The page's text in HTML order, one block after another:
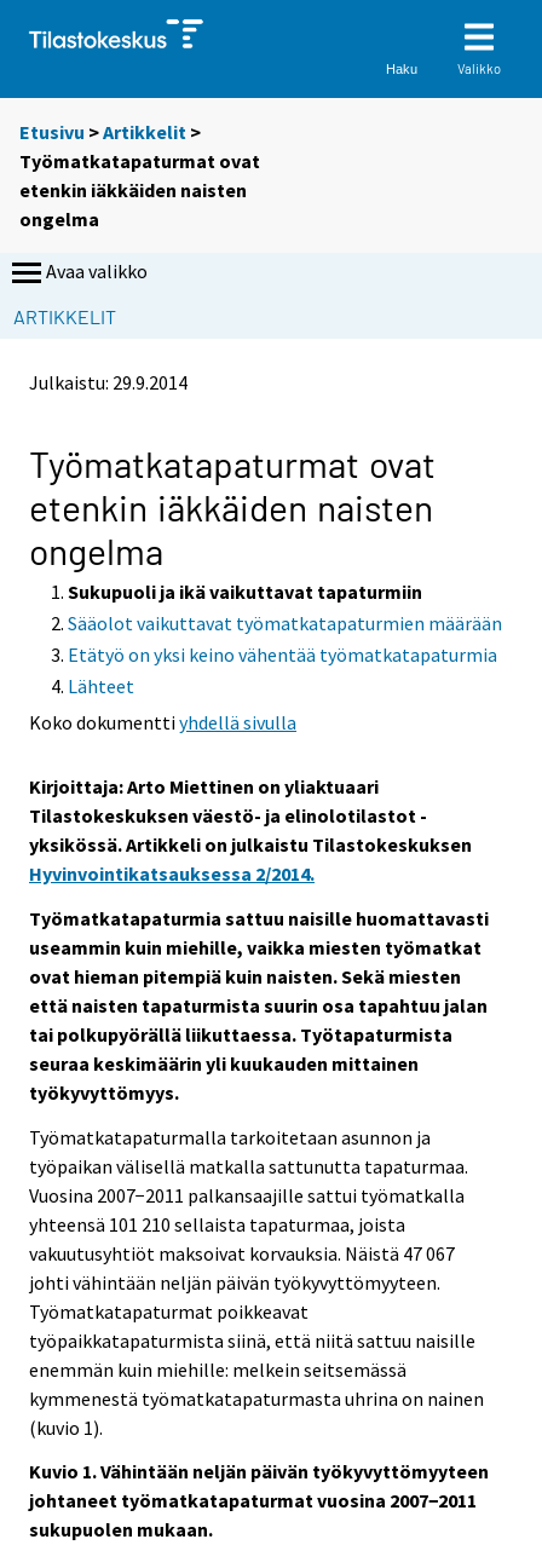
Haku Valikko
Etusivu >Artikkelit >
Työmatkatapaturmat ovat
etenkin iäkkäiden naisten
ongelma
Avaa valikko
ARTIKKELIT
Julkaistu: 29.9.2014
Työmatkatapaturmat ovat
etenkin iäkkäiden naisten
ongelma
Sukupuoli ja ikä vaikuttavat tapaturmiin
Sääolot vaikuttavat työmatkatapaturmien määrään
Etätyö on yksi keino vähentää työmatkatapaturmia
Lähteet
Koko dokumenttiyhdellä sivulla
Kirjoittaja: Arto Miettinen on yliaktuaari
Tilastokeskuksen väestö- ja elinolotilastot -
yksikössä. Artikkeli on julkaistu Tilastokeskuksen
Hyvinvointikatsauksessa 2/2014.
Työmatkatapaturmia sattuu naisille huomattavasti
useammin kuin miehille, vaikka miesten työmatkat
ovat hieman pitempiä kuin naisten. Sekä miesten
että naisten tapaturmista suurin osa tapahtuu jalan
tai polkupyörällä liikuttaessa. Työtapaturmista
seuraa keskimäärin yli kuukauden mittainen
työkyvyttömyys.
Työmatkatapaturmalla tarkoitetaan asunnon ja
työpaikan välisellä matkalla sattunutta tapaturmaa.
Vuosina 2007−2011 palkansaajille sattui työmatkalla
yhteensä 101 210 sellaista tapaturmaa, joista
vakuutusyhtiöt maksoivat korvauksia. Näistä 47 067
johti vähintään neljän päivän työkyvyttömyyteen.
Työmatkatapaturmat poikkeavat
työpaikkatapaturmista siinä, että niitä sattuu naisille
enemmän kuin miehille: melkein seitsemässä
kymmenestä työmatkatapaturmasta uhrina on nainen
(kuvio 1).
Kuvio 1. Vähintään neljän päivän työkyvyttömyyteen
johtaneet työmatkatapaturmat vuosina 2007−2011
sukupuolen mukaan.